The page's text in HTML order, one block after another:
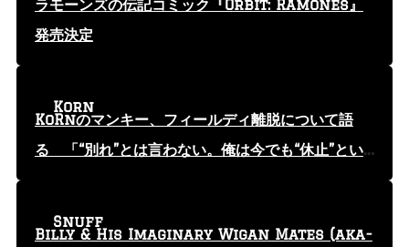
ラモーンズの伝記コミック『Orbit: Ramones』
発売決定
KoRnのマンキー、フィールディ離脱について語
る 「“別れ”とは言わない。俺は今でも“休止”とい
Korn
Billy & His Imaginary Wigan Mates (aka-
Snuff